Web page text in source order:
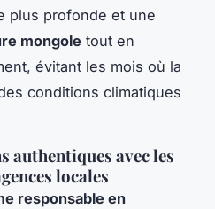
plus profonde et une
mongole tout en
évitant les mois où la
conditions climatiques
authentiques avec les
locales
responsable en